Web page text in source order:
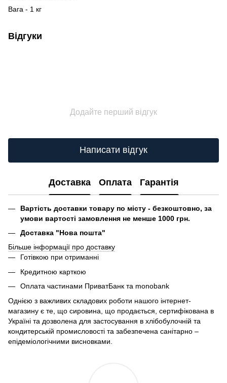
Вага - 1 кг
Відгуки
Додайте перший відгук
Написати відгук
Доставка Оплата Гарантія
Вартість доставки товару по місту - безкоштовно, за
умови вартості замовлення не менше 1000 грн.
Доставка "Нова пошта"
Більше інформації про доставку
Готівкою при отриманні
Кредитною карткою
Оплата частинами ПриватБанк та monobank
Однією з важливих складових роботи нашого інтернет-
магазину є те, що сировина, що продається, сертифікована в
Україні та дозволена для застосування в хлібобулочній та
кондитерській промисловості та забезпечена санітарно –
епідеміологічними висновками.